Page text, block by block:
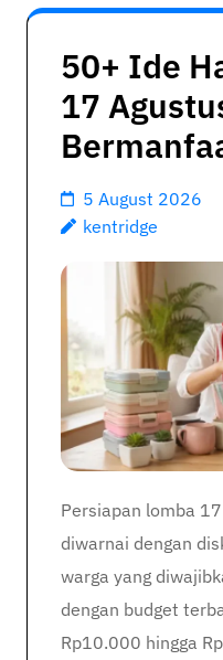
50+ Ide
17
5 August 2026
kentridge
Persiapan lomba
diwarnai dengan
warga yang
dengan budget
Rp10.000 hingga